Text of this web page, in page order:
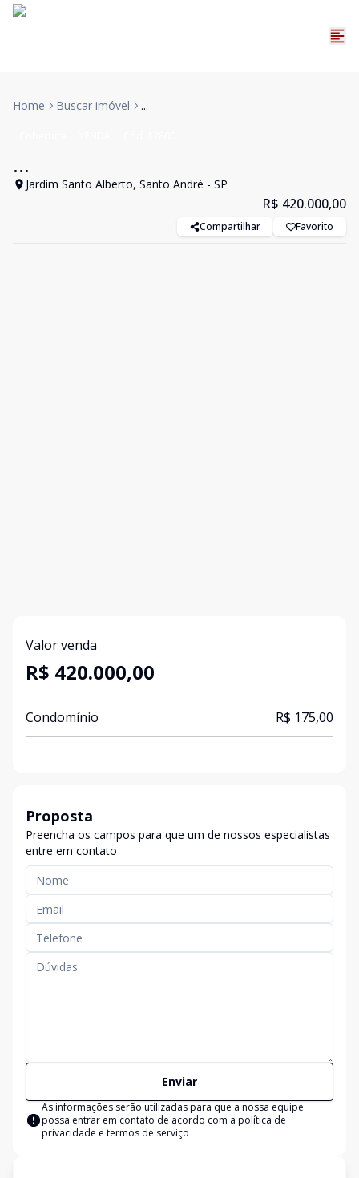
Home Buscar imóvel ...
...
Jardim Santo Alberto, Santo André - SP
R$ 420.000,00
Compartilhar Favorito
Valor venda
R$ 420.000,00
Condomínio R$ 175,00
Proposta
Preencha os campos para que um de nossos especialistas
entre em contato
Enviar
As informações serão utilizadas para que a nossa equipe
possa entrar em contato de acordo com a política de
privacidade e termos de serviço